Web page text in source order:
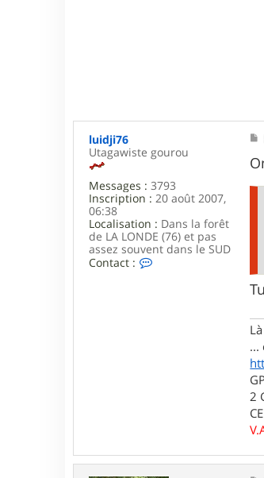
luidji76
Utagawiste gourou
Messages : 3793
Inscription : 20 août 2007,
06:38
Localisation : Dans la forêt
de LA LONDE (76) et pas
assez souvent dans le SUD
Contact :
6
s
...
2